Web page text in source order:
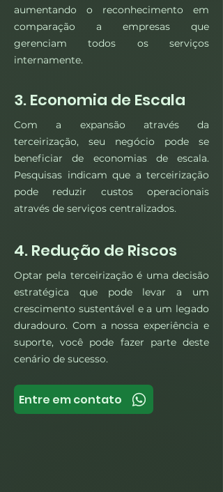
aumentando o reconhecimento em
comparação a empresas que
gerenciam todos os serviços
internamente.
3. Economia de Escala
Com a expansão através da
terceirização, seu negócio pode se
beneficiar de economias de escala.
Pesquisas indicam que a terceirização
pode reduzir custos operacionais
através de serviços centralizados.
4. Redução de Riscos
Optar pela terceirização é uma decisão
estratégica que pode levar a um
crescimento sustentável e a um legado
duradouro. Com a nossa experiência e
suporte, você pode fazer parte deste
cenário de sucesso.
Entre em contato